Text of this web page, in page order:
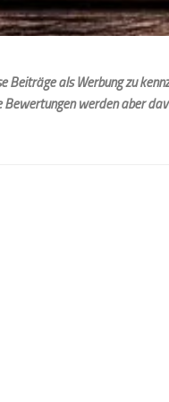
als Werbung zu
werden aber